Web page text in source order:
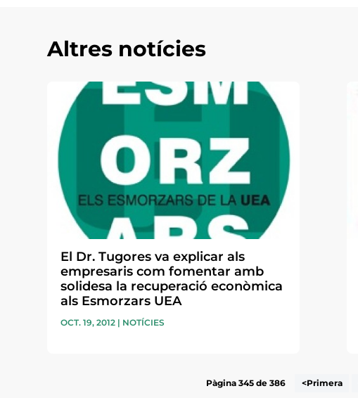
Altres notícies
El Dr. Tugores va explicar als
empresaris com fomentar amb
solidesa la recuperació econòmica
als Esmorzars UEA
OCT. 19, 2012 | NOTÍCIES
Pàgina 345 de 386 <Primera